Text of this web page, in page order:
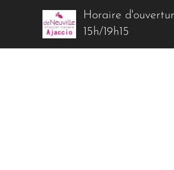
Horaire
15h/19h15